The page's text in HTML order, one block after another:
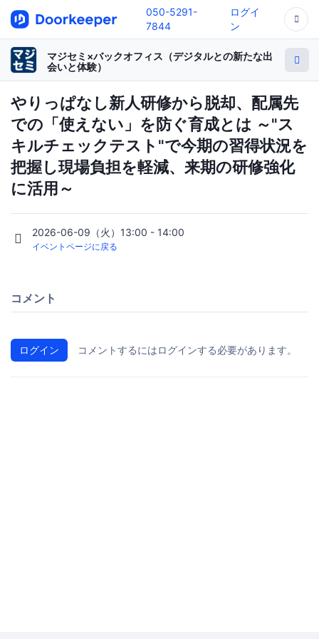
050-5291-
7844
ログイ
ン
マジセミ×バックオフィス（デジタルとの新たな出
会いと体験）
やりっぱなし新人研修から脱却、配属先
での「使えない」を防ぐ育成とは ～"ス
キルチェックテスト"で今期の習得状況を
把握し現場負担を軽減、来期の研修強化
に活用～
2026-06-09（火）13:00 - 14:00
イベントページに戻る
コメント
ログイン コメントするにはログインする必要があります。